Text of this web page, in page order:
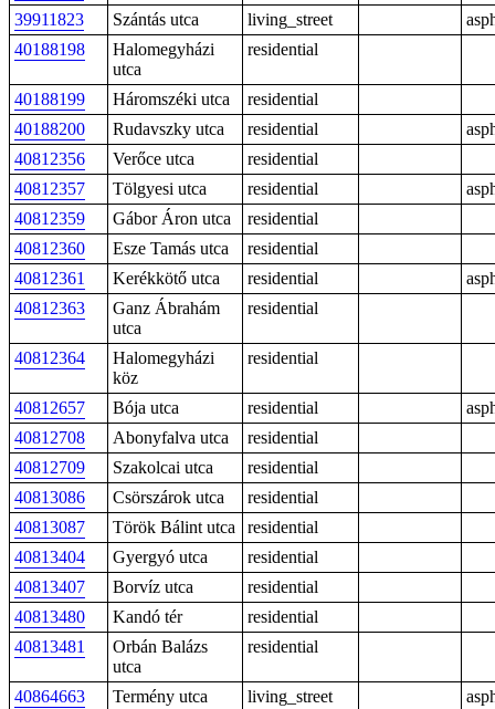
39911823
Szántás utca living_street
40188198
Halomegyházi
utca
residential
40188199 Háromszéki utca
residential
40188200
Rudavszky utca residential
40812356
Verőce utca
residential
40812357
Tölgyesi utca residential
40812359
Gábor Áron utca
residential
40812360
Esze Tamás utca
residential
40812361
Kerékkötő utca residential
40812363
Ganz Ábrahám
utca
residential
40812364
Halomegyházi
köz
residential
40812657 Bója utca residential
40812708
Abonyfalva utca
residential
40812709
Szakolcai utca
residential
40813086
Csörszárok utca
residential
40813087
Török Bálint utca
residential
40813404
Gyergyó utca
residential
40813407
Borvíz utca
residential
40813480
Kandó tér
residential
40813481
Orbán Balázs
utca
residential
40864663 Termény utca living_street